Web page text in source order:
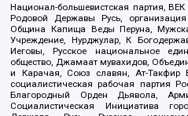
Национал-большевистская партия,
Родовой Державы Русь,
Община Капища Веды Перуна,
Учреждение, Нурджулар, К
Иеговы, Русское национальное
общество, Джамаат мувахидов,
и Карачая, Союз славян, Ат-Такфир
социалистическая рабочая партия
Благородный Орден Дьявола,
Социалистическая Инициатива